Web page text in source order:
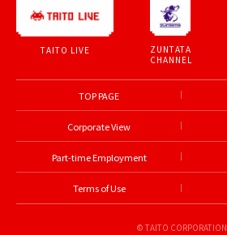
TAITO LIVE
ZUNTATA
CHANNEL
TOP PAGE
Corporate View
Part-time Employment
Terms of Use
© TAITO CORPORATION